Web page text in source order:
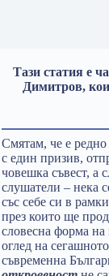
Тази статия е
Димитров,
Смятам, че е редно
с един призив,
човешка съвест, а
слушатели – нека
със себе си в
през които ще
словесна форма на
оглед на
съвременна